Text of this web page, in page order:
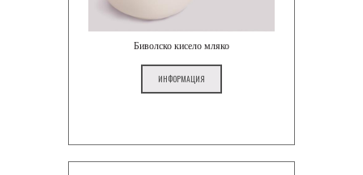
Биволско кисело мляко
ИНФОРМАЦИЯ